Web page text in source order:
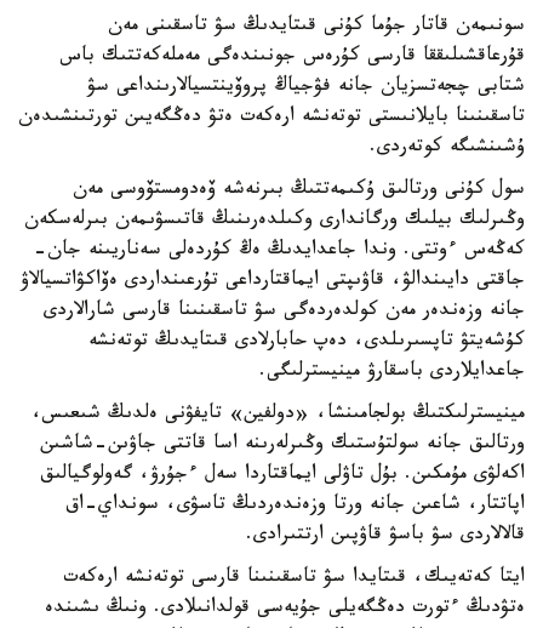
سونىمەن قاتار جۇما كۇنى قىتايدىڭ سۋ تاسقىنى مەن
قۇرعاقشىلىققا قارسى كۇرەس جونىندەگى مەملەكەتتىك باس
شتابى چجەتسزيان جانە فۋجياڭ پروۆينتسيالارىنداعى سۋ
تاسقىنىنا بايلانىستى توتەنشە ارەكەت ەتۋ دەڭگەيىن تورتىنشىدەن
ۇشىنشىگە كوتەردى.
سول كۇنى ورتالىق ۇكىمەتتىڭ بىرنەشە ۆەدومستۆوسى مەن
وڭىرلىك بيلىك ورگاندارى وكىلدەرىنىڭ قاتىسۋىمەن بىرلەسكەن
كەڭەس ءوتتى. وندا جاعدايدىڭ ەڭ كۇردەلى سەناريىنە جان-
جاقتى دايىندالۋ، قاۋىپتى ايماقتارداعى تۇرعىنداردى ەۆاكۋاتسيالاۋ
جانە وزەندەر مەن كولدەردەگى سۋ تاسقىنىنا قارسى شارالاردى
كۇشەيتۋ تاپسىرىلدى، دەپ حابارلادى قىتايدىڭ توتەنشە
جاعدايلاردى باسقارۋ مينيسترلىگى.
مينيسترلىكتىڭ بولجامىنشا، «دولفين» تايفۋنى ەلدىڭ شىعىس،
ورتالىق جانە سولتۇستىك وڭىرلەرىنە اسا قاتتى جاۋىن-شاشىن
اكەلۋى مۇمكىن. بۇل تاۋلى ايماقتاردا سەل ءجۇرۋ، گەولوگيالىق
اپاتتار، شاعىن جانە ورتا وزەندەردىڭ تاسۋى، سونداي-اق
قالالاردى سۋ باسۋ قاۋپىن ارتتىرادى.
ايتا كەتەيىك، قىتايدا سۋ تاسقىنىنا قارسى توتەنشە ارەكەت
ەتۋدىڭ ءتورت دەڭگەيلى جۇيەسى قولدانىلادى. ونىڭ ىشىندە